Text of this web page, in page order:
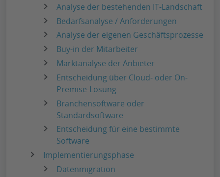
Analyse der bestehenden IT-Landschaft
Bedarfsanalyse / Anforderungen
Analyse der eigenen Geschäftsprozesse
Buy-in der Mitarbeiter
Marktanalyse der Anbieter
Entscheidung über Cloud- oder On-
Premise-Lösung
Branchensoftware oder
Standardsoftware
Entscheidung für eine bestimmte
Software
Implementierungsphase
Datenmigration